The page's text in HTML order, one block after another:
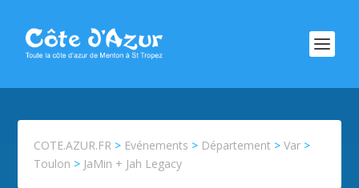
COTE.AZUR.FR > Evénements > Département >Var >
Toulon > JaMin + Jah Legacy